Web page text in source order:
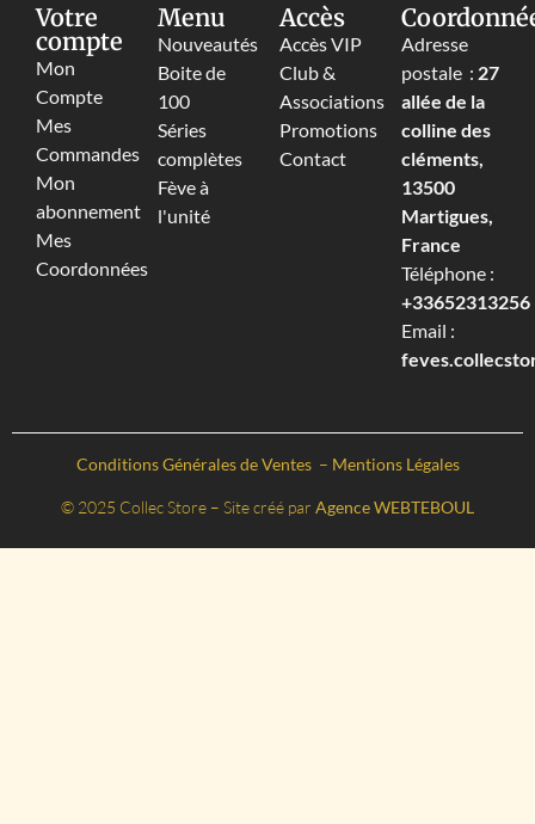
Votre
compte
Mon
Compte
Mes
Commandes
Mon
abonnement
Mes
Coordonnées
Menu
Nouveautés
Boite de
100
Séries
complètes
Fève à
l'unité
Accès
Accès VIP
Club &
Associations
Promotions
Contact
Adresse
postale : 27
allée de la
colline des
cléments,
13500
Martigues,
France
Téléphone :
+33652313256‬
Email :
Conditions Générales de Ventes – Mentions Légales
© 2025 Collec Store – Site créé par Agence WEBTEBOUL